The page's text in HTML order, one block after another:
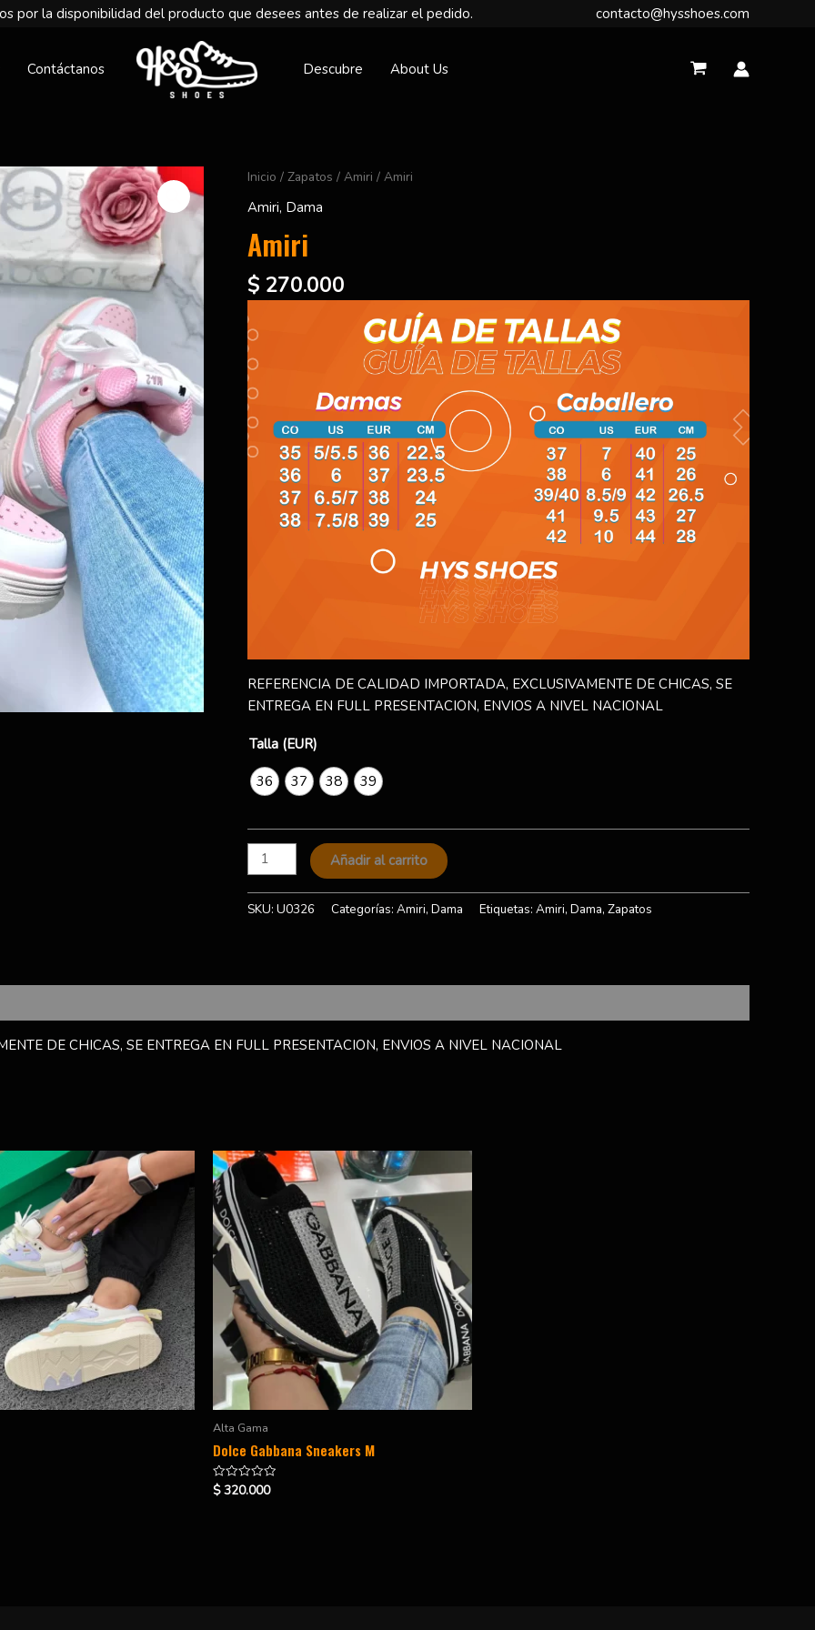
por la disponibilidad del producto que desees antes de realizar el pedido. contacto@hysshoes.com
Contáctanos Descubre About Us
Inicio / Zapatos / Amiri / Amiri
Amiri, Dama
Amiri
$ 270.000
REFERENCIA DE CALIDAD IMPORTADA, EXCLUSIVAMENTE DE CHICAS, SE
ENTREGA EN FULL PRESENTACION, ENVIOS A NIVEL NACIONAL
Talla (EUR)
36 37 38 39
Amiri
cantidad
Añadir al carrito
SKU: U0326 Categorías: Amiri, Dama Etiquetas: Amiri, Dama, Zapatos
DE CHICAS, SE ENTREGA EN FULL PRESENTACION, ENVIOS A NIVEL NACIONAL
Alta Gama
Dolce Gabbana Sneakers M
Valorado
en
$320.000